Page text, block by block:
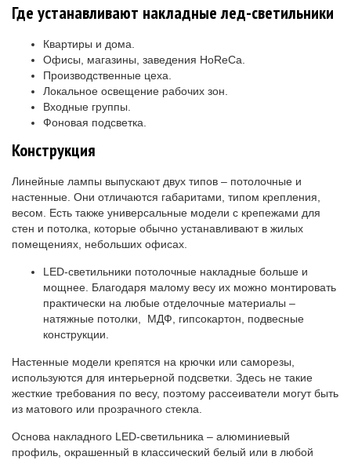
Где устанавливают накладные лед-светильники
Квартиры и дома.
Офисы, магазины, заведения HoReCa.
Производственные цеха.
Локальное освещение рабочих зон.
Входные группы.
Фоновая подсветка.
Конструкция
Линейные лампы выпускают двух типов – потолочные и
настенные. Они отличаются габаритами, типом крепления,
весом. Есть также универсальные модели с крепежами для
стен и потолка, которые обычно устанавливают в жилых
помещениях, небольших офисах.
LED-светильники потолочные накладные больше и
мощнее. Благодаря малому весу их можно монтировать
практически на любые отделочные материалы –
натяжные потолки, МДФ, гипсокартон, подвесные
конструкции.
Настенные модели крепятся на крючки или саморезы,
используются для интерьерной подсветки. Здесь не такие
жесткие требования по весу, поэтому рассеиватели могут быть
из матового или прозрачного стекла.
Основа накладного LED-светильника – алюминиевый
профиль, окрашенный в классический белый или в любой